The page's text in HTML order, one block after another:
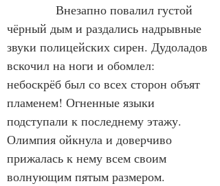
Внезапно повалил густой
чёрный дым и раздались надрывные
звуки полицейских сирен. Дудоладов
вскочил на ноги и обомлел:
небоскрёб был со всех сторон объят
пламенем! Огненные языки
подступали к последнему этажу.
Олимпия ойкнула и доверчиво
прижалась к нему всем своим
волнующим пятым размером.